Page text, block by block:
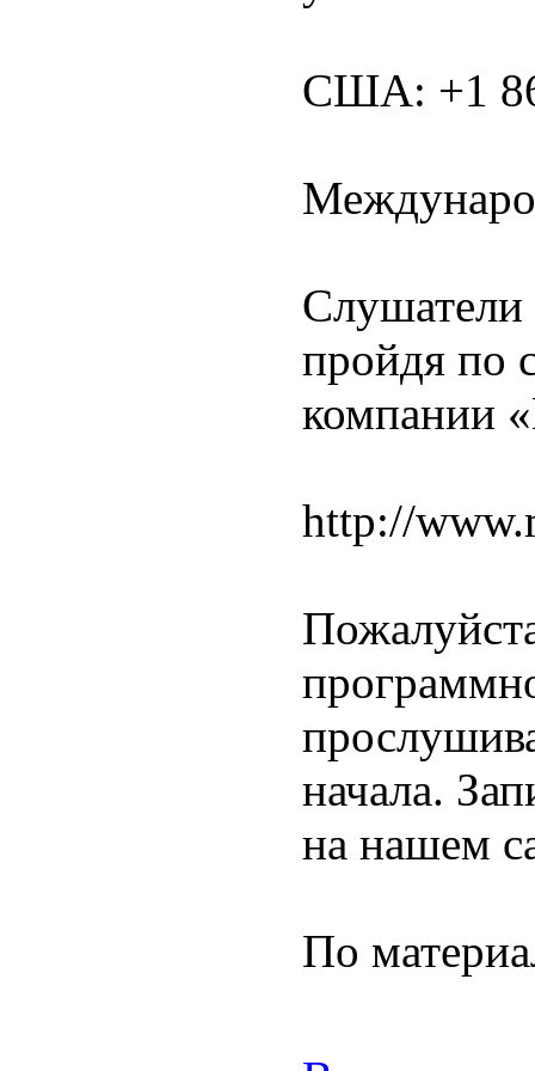
США: +1
Слушатели
пройдя по
компании
http://
начала.
на нашем
По